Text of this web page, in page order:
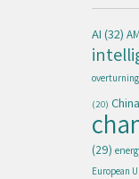
AI (32)
(20) China
(29)
European